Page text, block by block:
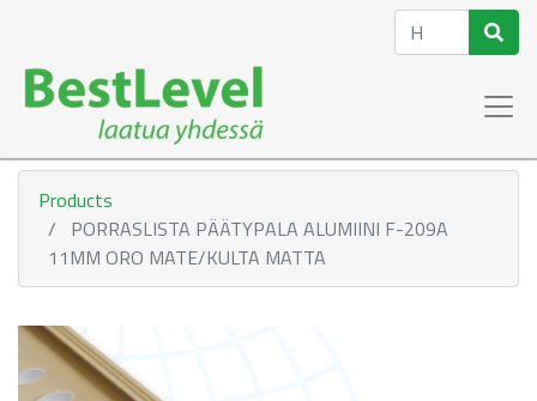
Products
PORRASLISTA PÄÄTYPALA ALUMIINI F-209A
11MM ORO MATE/KULTA MATTA